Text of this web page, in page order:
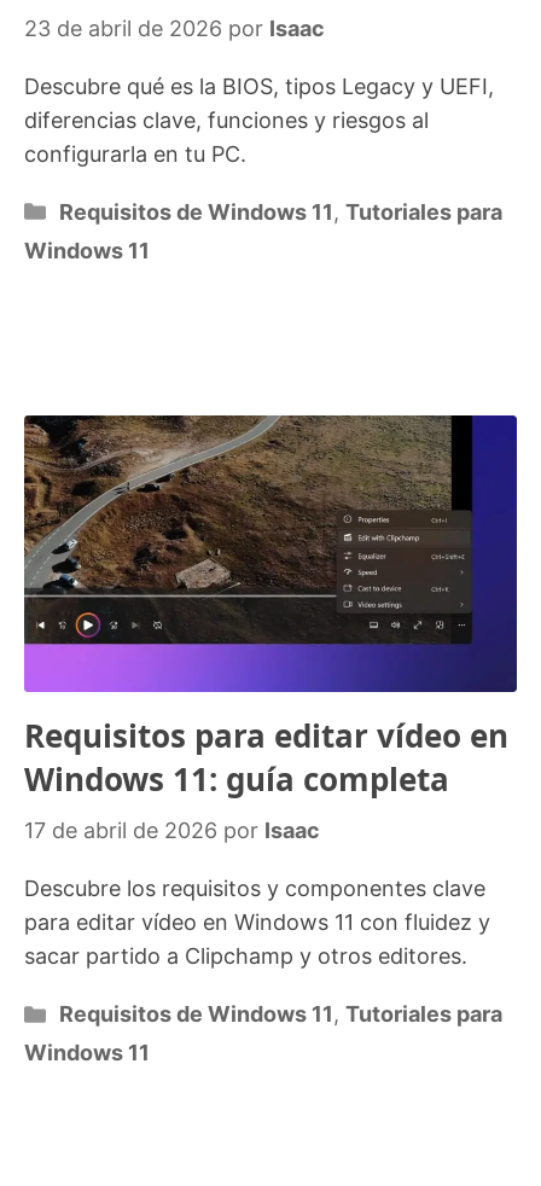
23 de abril de 2026 por Isaac
Descubre qué es la BIOS, tipos Legacy y UEFI,
diferencias clave, funciones y riesgos al
configurarla en tu PC.
Categorías
Requisitos de Windows 11, Tutoriales para
Windows 11
Requisitos para editar vídeo en
Windows 11: guía completa
17 de abril de 2026 por Isaac
Descubre los requisitos y componentes clave
para editar vídeo en Windows 11 con fluidez y
sacar partido a Clipchamp y otros editores.
Categorías
Requisitos de Windows 11, Tutoriales para
Windows 11